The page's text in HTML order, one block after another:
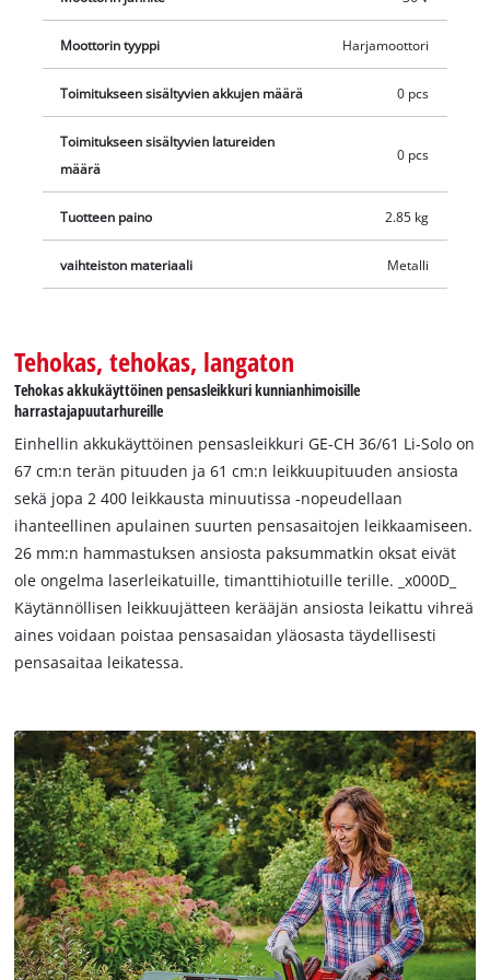
ovat saatavilla erikseen, esimerkiksi käytännöllisenä
aloitussettinä.
Moottorin tyyppi Harjamoottori
Toimitukseen sisältyvien akkujen määrä 0 pcs
Toimitukseen sisältyvien latureiden
määrä
0 pcs
Tuotteen paino 2.85 kg
vaihteiston materiaali Metalli
Tehokas, tehokas, langaton
Tehokas akkukäyttöinen pensasleikkuri kunnianhimoisille
harrastajapuutarhureille
Einhellin akkukäyttöinen pensasleikkuri GE-CH 36/61 Li-Solo on
67 cm:n terän pituuden ja 61 cm:n leikkuupituuden ansiosta
sekä jopa 2 400 leikkausta minuutissa -nopeudellaan
ihanteellinen apulainen suurten pensasaitojen leikkaamiseen.
26 mm:n hammastuksen ansiosta paksummatkin oksat eivät
ole ongelma laserleikatuille, timanttihiotuille terille. _x000D_
Käytännöllisen leikkuujätteen kerääjän ansiosta leikattu vihreä
aines voidaan poistaa pensasaidan yläosasta täydellisesti
pensasaitaa leikatessa.